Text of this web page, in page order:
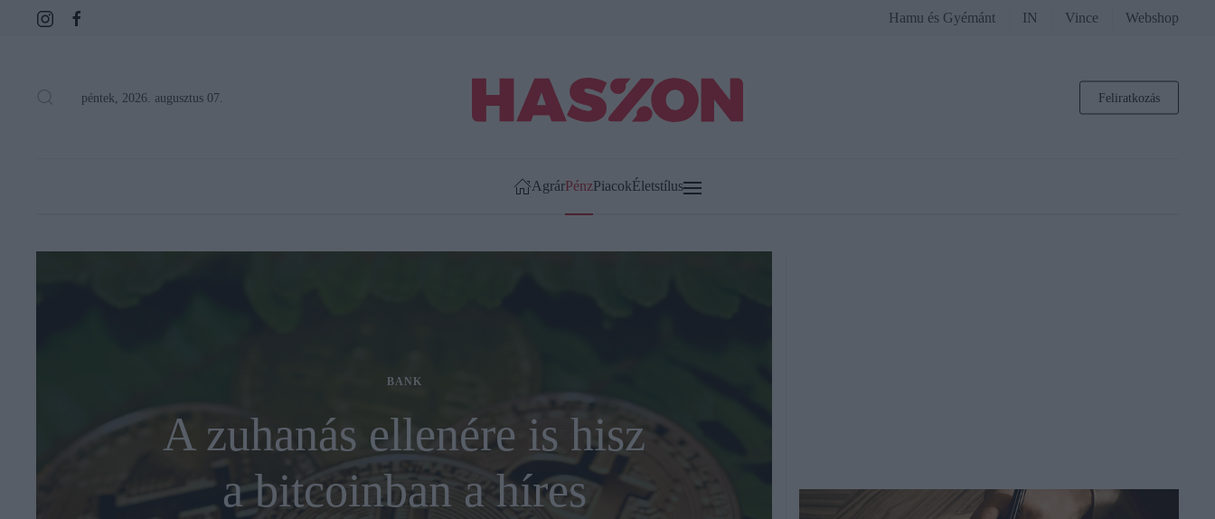
Hamu és Gyémánt IN Vince Webshop
péntek, 2026. augusztus 07. Feliratkozás
AgrárPénzPiacokÉletstílus
BANK
A zuhanás ellenére is hisz
a bitcoinban a híres